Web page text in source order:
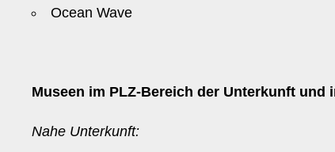
Ocean Wave
Museen im PLZ-Bereich der Unterkunft und
Nahe Unterkunft: